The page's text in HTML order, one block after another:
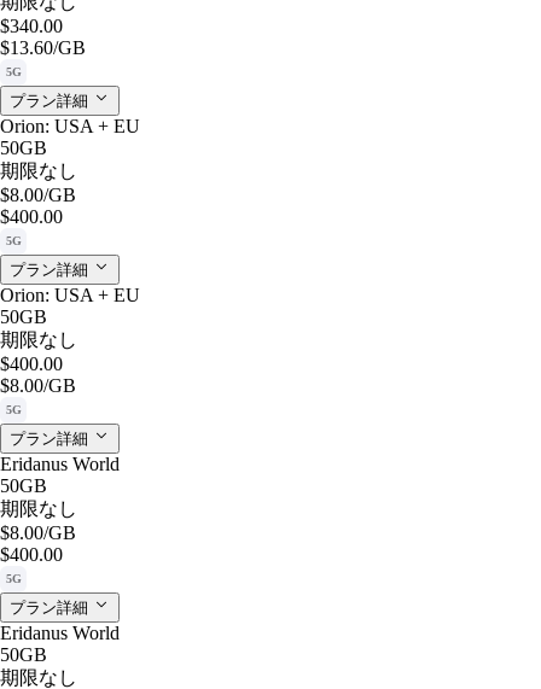
$340.00
$13.60/GB
5G
プラン詳細
Orion: USA + EU
50GB
期限なし
$8.00/GB
$400.00
5G
プラン詳細
Orion: USA + EU
50GB
期限なし
$400.00
$8.00/GB
5G
プラン詳細
Eridanus World
50GB
期限なし
$8.00/GB
$400.00
5G
プラン詳細
Eridanus World
50GB
期限なし